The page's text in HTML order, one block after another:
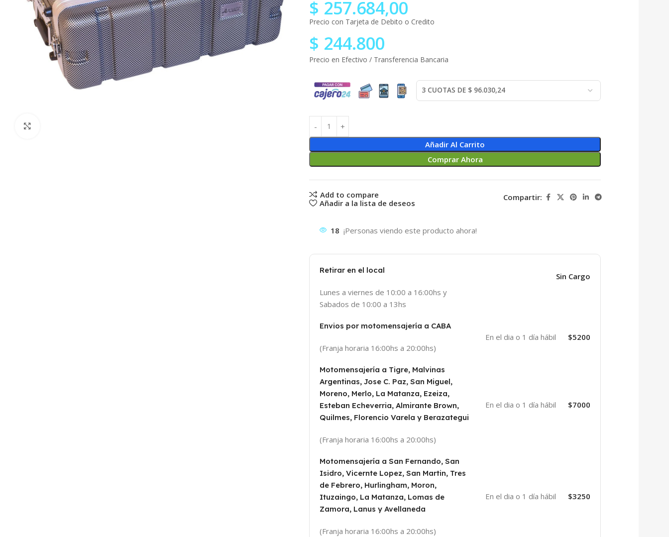
$ 257.684,00
Precio con Tarjeta de Debito o Credito
$ 244.800
Precio en Efectivo / Transferencia Bancaria
Añadir Al Carrito
Comprar Ahora
Add to compare
Añadir a la lista de deseos
Compartir:
18 ¡Personas viendo este producto ahora!
Retirar en el local
Lunes a viernes de 10:00 a 16:00hs y
Sabados de 10:00 a 13hs
Sin Cargo
Envios por motomensajería a CABA
(Franja horaria 16:00hs a 20:00hs)
En el dia o 1 día hábil $5200
Motomensajería a Tigre, Malvinas
Argentinas, Jose C. Paz, San Miguel,
Moreno, Merlo, La Matanza, Ezeiza,
Esteban Echeverria, Almirante Brown,
Quilmes, Florencio Varela y Berazategui
(Franja horaria 16:00hs a 20:00hs)
En el dia o 1 día hábil $7000
Motomensajería a San Fernando, San
Isidro, Vicernte Lopez, San Martin, Tres
de Febrero, Hurlingham, Moron,
Ituzaingo, La Matanza, Lomas de
Zamora, Lanus y Avellaneda
(Franja horaria 16:00hs a 20:00hs)
En el dia o 1 día hábil $3250